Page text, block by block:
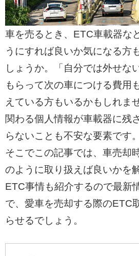
車を売るとき、ETC車載器な
うにすれば良いか気になる方
しょうか。「自分では外せな
もらって次の車につける費用
えている方もいるかもしれま
関わる個人情報が車載器に残
らないことも不安な要素です。
そこでこの記事では、車売却
のように取り扱えば良いかを
ETC事情も紹介するので最新
で、愛車を売却する際のETC
らせるでしょう。